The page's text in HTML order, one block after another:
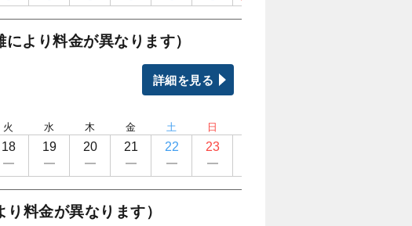
より料金が異なります）
詳細を見る
火
18
水
19
木
20
金
21
土
22
日
23
料金が異なります）